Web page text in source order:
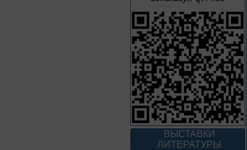
ВЫСТАВКИ
ЛИТЕРАТУРЫ
Полёт над
столетиями
460 лет основания города
Орла
1 – 31 августа
Леонид Андреев:
взгляд из XXI века